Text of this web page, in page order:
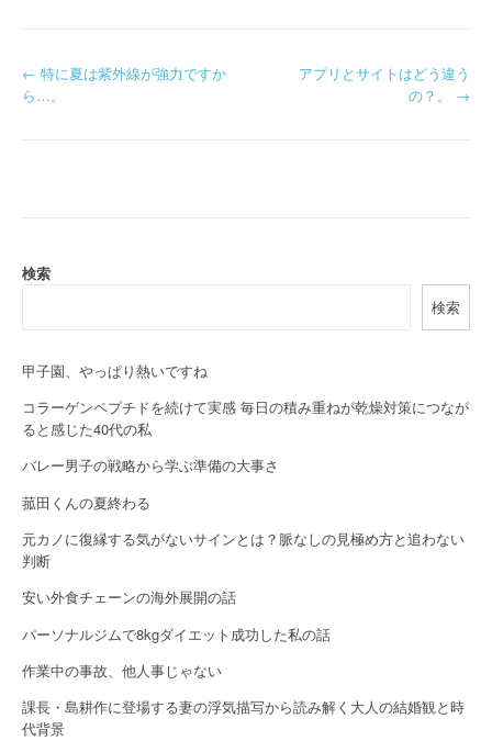
P
a
i
g
a
t
i
o
n
← 特に夏は紫外線が強力ですか
ら…。
アプリとサイトはどう違う
の？。 →
検索
検索
甲子園、やっぱり熱いですね
コラーゲンペプチドを続けて実感 毎日の積み重ねが乾燥対策につなが
ると感じた40代の私
バレー男子の戦略から学ぶ準備の大事さ
菰田くんの夏終わる
元カノに復縁する気がないサインとは？脈なしの見極め方と追わない
判断
安い外食チェーンの海外展開の話
パーソナルジムで8kgダイエット成功した私の話
作業中の事故、他人事じゃない
課長・島耕作に登場する妻の浮気描写から読み解く大人の結婚観と時
代背景